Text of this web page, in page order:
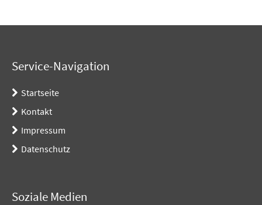
Service-Navigation
Startseite
Kontakt
Impressum
Datenschutz
Soziale Medien